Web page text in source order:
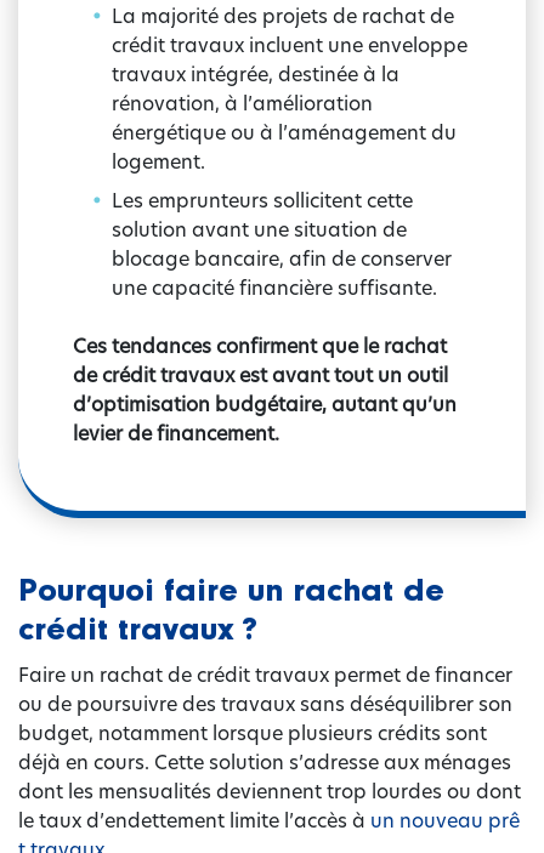
La majorité des projets de rachat de
crédit travaux incluent une enveloppe
travaux intégrée, destinée à la
rénovation, à l’amélioration
énergétique ou à l’aménagement du
logement.
Les emprunteurs sollicitent cette
solution avant une situation de
blocage bancaire, afin de conserver
une capacité financière suffisante.
Ces tendances confirment que le rachat
de crédit travaux est avant tout un outil
d’optimisation budgétaire, autant qu’un
levier de financement.
Pourquoi faire un rachat de
crédit travaux ?
Faire un rachat de crédit travaux permet de financer
ou de poursuivre des travaux sans déséquilibrer son
budget, notamment lorsque plusieurs crédits sont
déjà en cours. Cette solution s’adresse aux ménages
dont les mensualités deviennent trop lourdes ou dont
le taux d’endettement limite l’accès à un nouveau prê